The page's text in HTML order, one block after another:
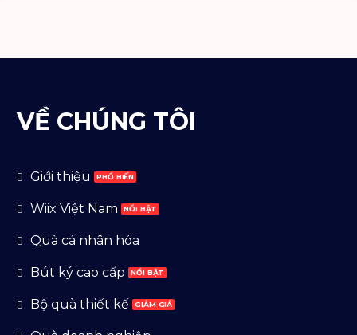
VỀ CHÚNG TÔI
Giới thiệu
Wiix Việt Nam
Quà cá nhân hóa
Bút ký cao cấp
Bộ quà thiết kế